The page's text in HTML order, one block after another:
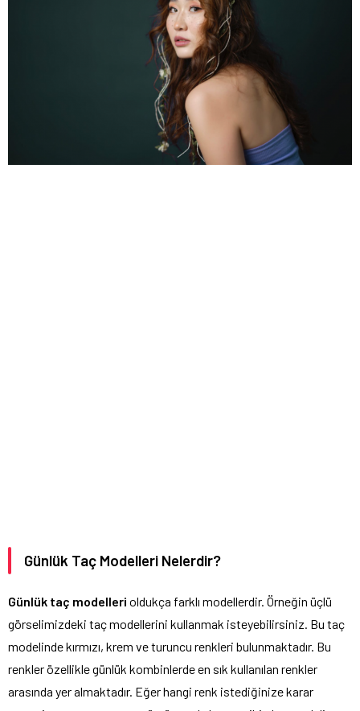
Günlük Taç Modelleri Nelerdir?
Günlük taç modelleri oldukça farklı modellerdir. Örneğin üçlü
görselimizdeki taç modellerini kullanmak isteyebilirsiniz. Bu taç
modelinde kırmızı, krem ve turuncu renkleri bulunmaktadır. Bu
renkler özellikle günlük kombinlerde en sık kullanılan renkler
arasında yer almaktadır. Eğer hangi renk istediğinize karar